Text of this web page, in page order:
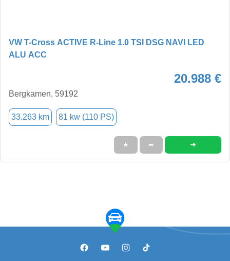
VW T-Cross ACTIVE R-Line 1.0 TSI DSG NAVI LED
ALU ACC
20.988 €
Bergkamen, 59192
33.263 km 81 kw (110 PS)
★ ➦ ➜